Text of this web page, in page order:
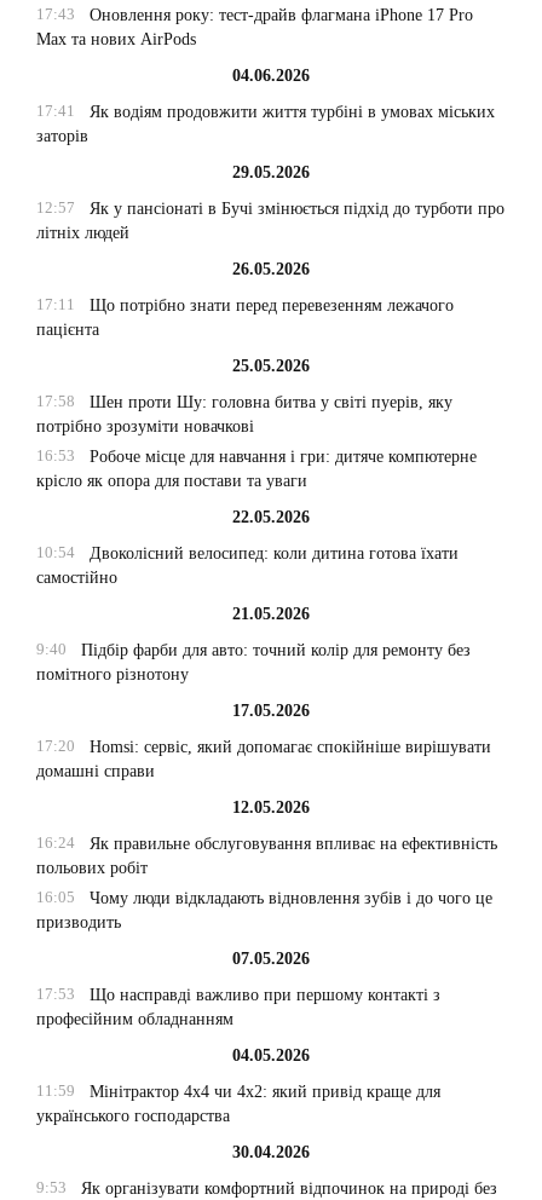
17:43
Оновлення року: тест-драйв флагмана iPhone 17 Pro
Max та нових AirPods
04.06.2026
17:41
Як водіям продовжити життя турбіні в умовах міських
заторів
29.05.2026
12:57
Як у пансіонаті в Бучі змінюється підхід до турботи про
літніх людей
26.05.2026
17:11
Що потрібно знати перед перевезенням лежачого
пацієнта
25.05.2026
17:58
Шен проти Шу: головна битва у світі пуерів, яку
потрібно зрозуміти новачкові
16:53
Робоче місце для навчання і гри: дитяче компютерне
крісло як опора для постави та уваги
22.05.2026
10:54
Двоколісний велосипед: коли дитина готова їхати
самостійно
21.05.2026
9:40
Підбір фарби для авто: точний колір для ремонту без
помітного різнотону
17.05.2026
17:20
Homsi: сервіс, який допомагає спокійніше вирішувати
домашні справи
12.05.2026
16:24
Як правильне обслуговування впливає на ефективність
польових робіт
16:05
Чому люди відкладають відновлення зубів і до чого це
призводить
07.05.2026
17:53
Що насправді важливо при першому контакті з
професійним обладнанням
04.05.2026
11:59
Мінітрактор 4х4 чи 4х2: який привід краще для
українського господарства
30.04.2026
9:53
Як організувати комфортний відпочинок на природі без